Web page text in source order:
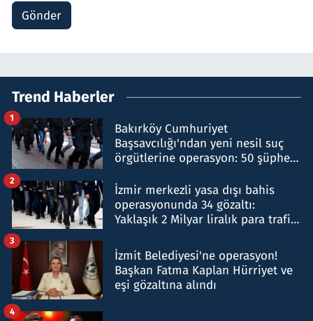
Gönder
Trend Haberler
Bakırköy Cumhuriyet
Başsavcılığı'ndan yeni nesil suç
örgütlerine operasyon: 50 şüpheli
1
İzmir merkezli yasa dışı bahis
operasyonunda 34 gözaltı:
Yaklaşık 2 Milyar liralık para trafiği
2
İzmit Belediyesi'ne operasyon!
Başkan Fatma Kaplan Hürriyet ve
eşi gözaltına alındı
3
4